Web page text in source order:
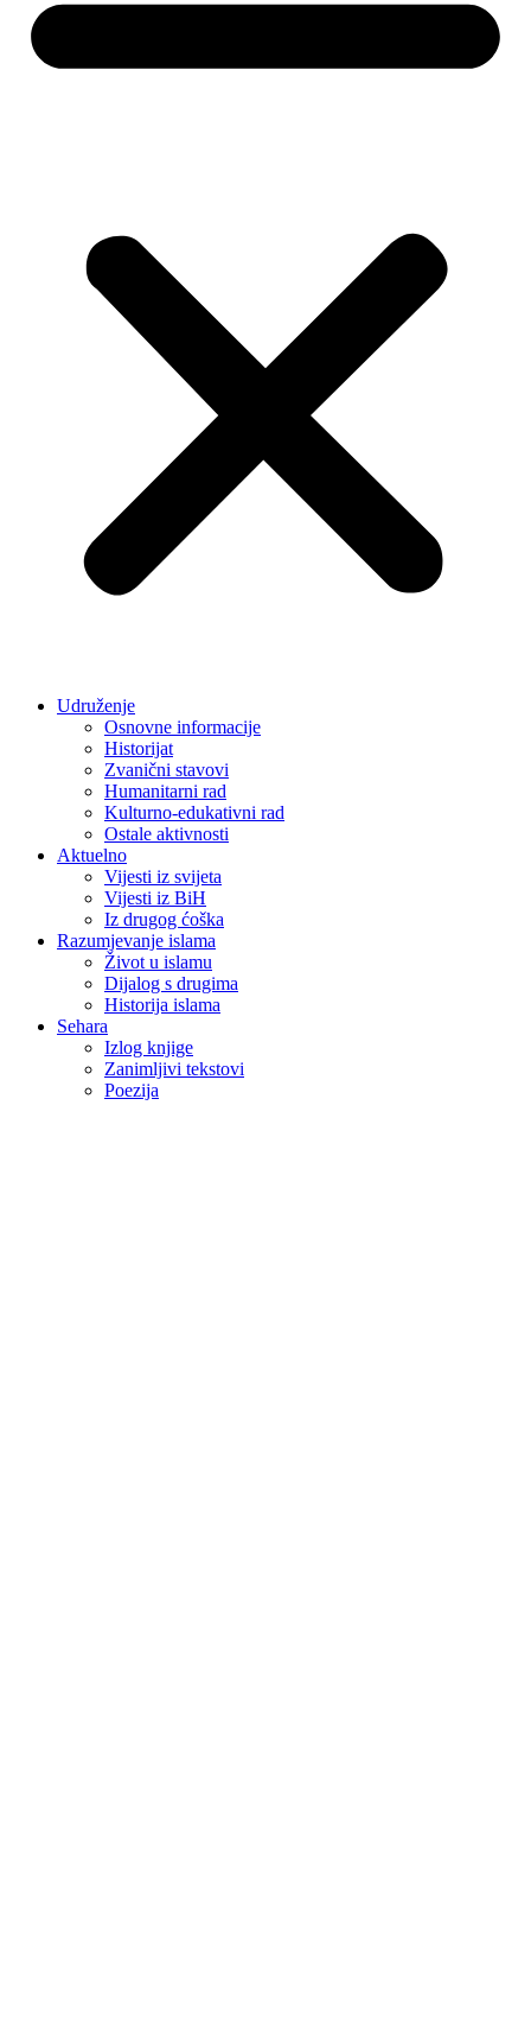
Udruženje
Osnovne informacije
Historijat
Zvanični stavovi
Humanitarni rad
Kulturno-edukativni rad
Ostale aktivnosti
Aktuelno
Vijesti iz svijeta
Vijesti iz BiH
Iz drugog ćoška
Razumjevanje islama
Život u islamu
Dijalog s drugima
Historija islama
Sehara
Izlog knjige
Zanimljivi tekstovi
Poezija